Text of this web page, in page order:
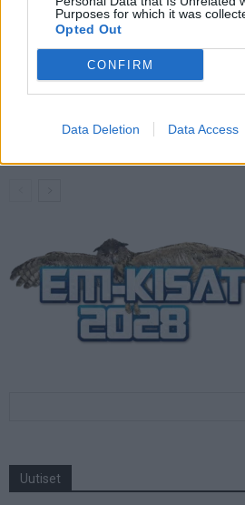
Purposes for which it was
Opted Out
CONFIRM
Data Deletion Data Access
Suomi-Hollanti
näin katsot ottelun
otteluohjelma ja
Uutiset